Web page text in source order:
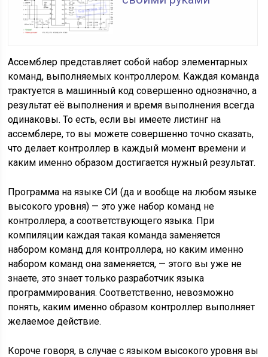
Ассемблер представляет собой набор элементарных
команд, выполняемых контроллером. Каждая команда
трактуется в машинный код совершенно однозначно, а
результат её выполнения и время выполнения всегда
одинаковы. То есть, если вы имеете листинг на
ассемблере, то вы можете совершенно точно сказать,
что делает контроллер в каждый момент времени и
каким именно образом достигается нужный результат.
Программа на языке СИ (да и вообще на любом языке
высокого уровня) — это уже набор команд не
контроллера, а соответствующего языка. При
компиляции каждая такая команда заменяется
набором команд для контроллера, но каким именно
набором команд она заменяется, — этого вы уже не
знаете, это знает только разработчик языка
программирования. Соответственно, невозможно
понять, каким именно образом контроллер выполняет
желаемое действие.
Короче говоря, в случае с языком высокого уровня вы